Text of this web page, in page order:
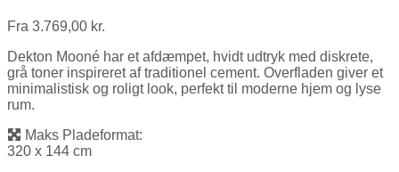
Fra 3.769,00 kr.
Dekton Mooné har et afdæmpet, hvidt udtryk med diskrete,
grå toner inspireret af traditionel cement. Overfladen giver et
minimalistisk og roligt look, perfekt til moderne hjem og lyse
rum.
Maks Pladeformat:
320 x 144 cm